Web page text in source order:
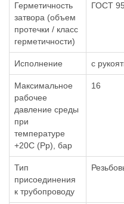
Герметичность
затвора (объем
протечки / класс
герметичности)
ГОСТ
Исполнение с
Максимальное
рабочее
давление среды
при
температуре
+20С (Рр), бар
16
Тип
присоединения
к трубопроводу